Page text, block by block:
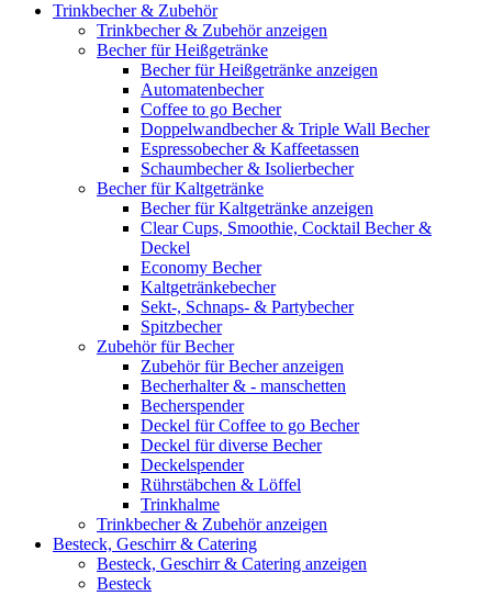
Trinkbecher & Zubehör
Trinkbecher & Zubehör anzeigen
Becher für Heißgetränke
Becher für Heißgetränke anzeigen
Automatenbecher
Coffee to go Becher
Doppelwandbecher & Triple Wall Becher
Espressobecher & Kaffeetassen
Schaumbecher & Isolierbecher
Becher für Kaltgetränke
Becher für Kaltgetränke anzeigen
Clear Cups, Smoothie, Cocktail Becher &
Deckel
Economy Becher
Kaltgetränkebecher
Sekt-, Schnaps- & Partybecher
Spitzbecher
Zubehör für Becher
Zubehör für Becher anzeigen
Becherhalter & - manschetten
Becherspender
Deckel für Coffee to go Becher
Deckel für diverse Becher
Deckelspender
Rührstäbchen & Löffel
Trinkhalme
Trinkbecher & Zubehör anzeigen
Besteck, Geschirr & Catering
Besteck, Geschirr & Catering anzeigen
Besteck